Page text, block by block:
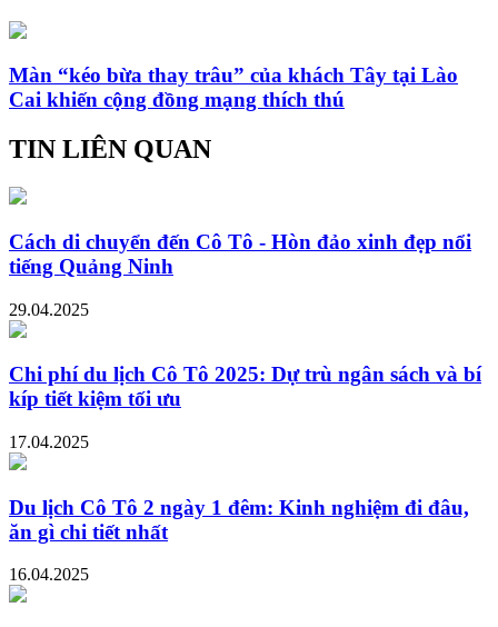
Màn “kéo bừa thay trâu” của khách Tây tại Lào
Cai khiến cộng đồng mạng thích thú
TIN LIÊN QUAN
Cách di chuyển đến Cô Tô - Hòn đảo xinh đẹp nổi
tiếng Quảng Ninh
29.04.2025
Chi phí du lịch Cô Tô 2025: Dự trù ngân sách và bí
kíp tiết kiệm tối ưu
17.04.2025
Du lịch Cô Tô 2 ngày 1 đêm: Kinh nghiệm đi đâu,
ăn gì chi tiết nhất
16.04.2025